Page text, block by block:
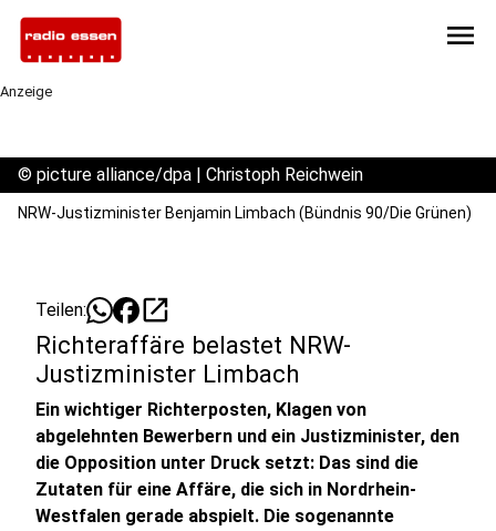
menu
Anzeige
© picture alliance/dpa | Christoph Reichwein
NRW-Justizminister Benjamin Limbach (Bündnis 90/Die Grünen)
Teilen: open_in_new
Richteraffäre belastet NRW-
Justizminister Limbach
Ein wichtiger Richterposten, Klagen von
abgelehnten Bewerbern und ein Justizminister, den
die Opposition unter Druck setzt: Das sind die
Zutaten für eine Affäre, die sich in Nordrhein-
Westfalen gerade abspielt. Die sogenannte